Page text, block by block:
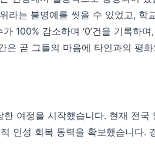
라는 불명예를 씻을 수 있었고,
100% 감소하며 ‘0’건을 기록하
곧 그들의 마음에 타인과의 평
여정을 시작했습니다. 현재 전국
인성 회복 동력을 확보했습니다.